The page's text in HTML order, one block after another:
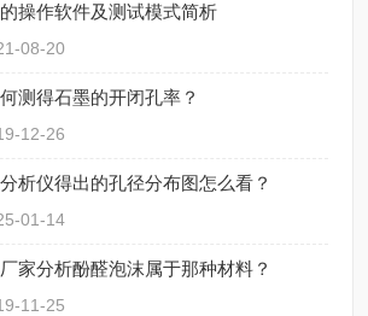
操作软件及测试模式简析
08-20
测得石墨的开闭孔率？
12-26
析仪得出的孔径分布图怎么看？
01-14
家分析酚醛泡沫属于那种材料？
11-25